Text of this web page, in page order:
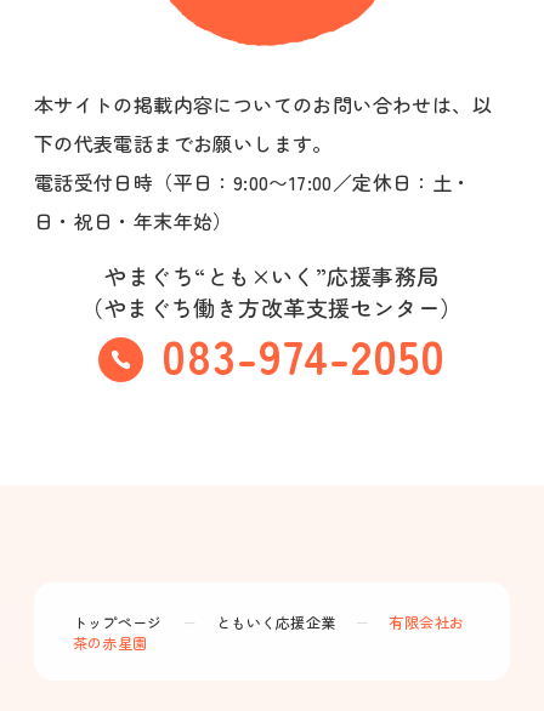
本サイトの掲載内容についてのお問い合わせは、以
下の代表電話までお願いします。
電話受付日時（平日：9:00〜17:00／定休日：土・
日・祝日・年末年始）
やまぐち“とも×いく”応援事務局
（やまぐち働き方改革支援センター）
083-974-2050
トップページ ー ともいく応援企業 ー
有限会社お
茶の赤星園